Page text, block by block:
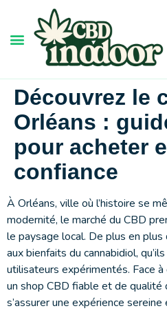
Découvrez le
Orléans :
pour acheter
confiance
À Orléans, ville où l’histoire se
modernité, le marché du CBD
le paysage local. De plus en plus
aux bienfaits du cannabidiol,
utilisateurs expérimentés. Face
un shop CBD fiable et de
s’assurer une expérience